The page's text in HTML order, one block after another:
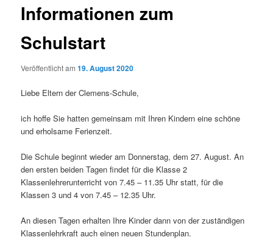
Informationen zum
Schulstart
Veröffentlicht am19. August 2020
Liebe Eltern der Clemens-Schule,
ich hoffe Sie hatten gemeinsam mit Ihren Kindern eine schöne
und erholsame Ferienzeit.
Die Schule beginnt wieder am Donnerstag, dem 27. August. An
den ersten beiden Tagen findet für die Klasse 2
Klassenlehrerunterricht von 7.45 – 11.35 Uhr statt, für die
Klassen 3 und 4 von 7.45 – 12.35 Uhr.
An diesen Tagen erhalten Ihre Kinder dann von der zuständigen
Klassenlehrkraft auch einen neuen Stundenplan.